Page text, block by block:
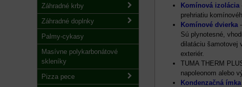
Komínová izolácia
prehriatiu
Komínové dvierka
Sú plynotesné,
dilatáciu šamotovej
exteriér.
TUMA THERM
napoleonom alebo
Kondenzačná ímka
Záhradné krby
Záhradné doplnky
Palmy-cykasy
Masívne polykarbonátové
skleníky
Pizza pece